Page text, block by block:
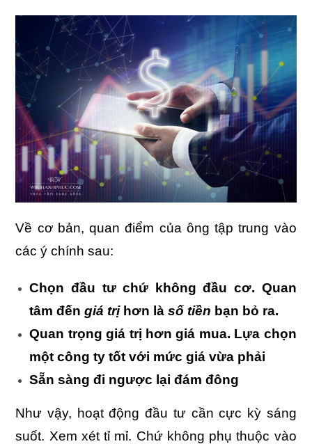
Về cơ bản, quan điểm của ông tập trung vào
các ý chính sau:
Chọn đầu tư chứ không đầu cơ. Quan
tâm đếngiá trịhơn làsố tiền bạn bỏ ra.
Quan trọng giá trị hơn giá mua. Lựa chọn
một công ty tốt với mức giá vừa phải
Sẵn sàng đi ngược lại đám đông
Như vậy, hoạt động đầu tư cần cực kỳ sáng
suốt. Xem xét tỉ mỉ. Chứ không phụ thuộc vào